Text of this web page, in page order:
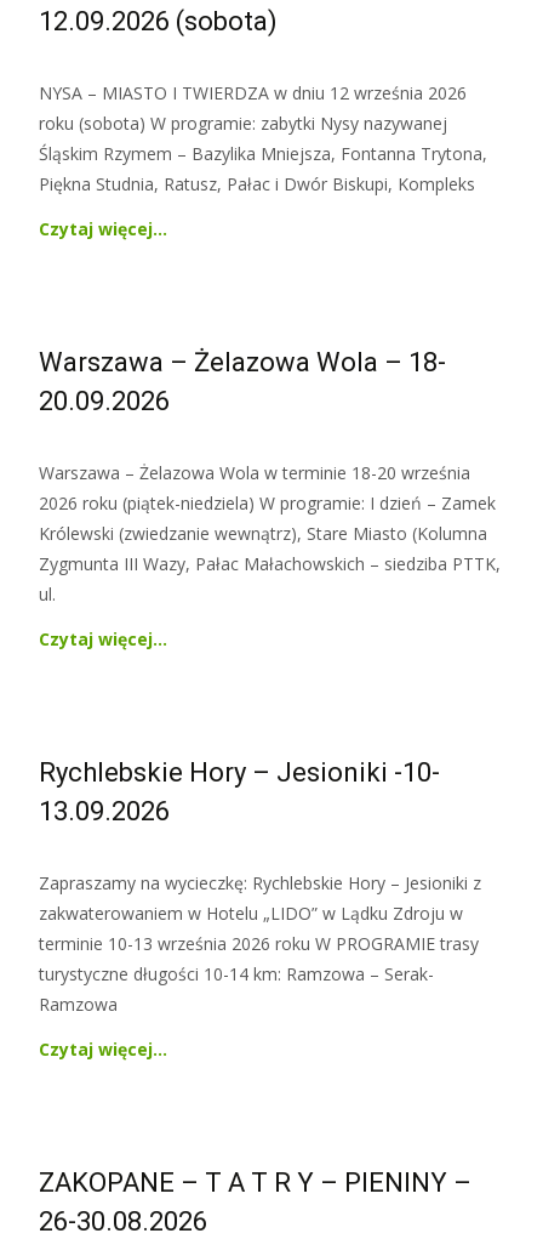
12.09.2026 (sobota)
NYSA – MIASTO I TWIERDZA w dniu 12 września 2026
roku (sobota) W programie: zabytki Nysy nazywanej
Śląskim Rzymem – Bazylika Mniejsza, Fontanna Trytona,
Piękna Studnia, Ratusz, Pałac i Dwór Biskupi, Kompleks
Czytaj więcej…
Warszawa – Żelazowa Wola – 18-
20.09.2026
Warszawa – Żelazowa Wola w terminie 18-20 września
2026 roku (piątek-niedziela) W programie: I dzień – Zamek
Królewski (zwiedzanie wewnątrz), Stare Miasto (Kolumna
Zygmunta III Wazy, Pałac Małachowskich – siedziba PTTK,
ul.
Czytaj więcej…
Rychlebskie Hory – Jesioniki -10-
13.09.2026
Zapraszamy na wycieczkę: Rychlebskie Hory – Jesioniki z
zakwaterowaniem w Hotelu „LIDO” w Lądku Zdroju w
terminie 10-13 września 2026 roku W PROGRAMIE trasy
turystyczne długości 10-14 km: Ramzowa – Serak-
Ramzowa
Czytaj więcej…
ZAKOPANE – T A T R Y – PIENINY –
26-30.08.2026